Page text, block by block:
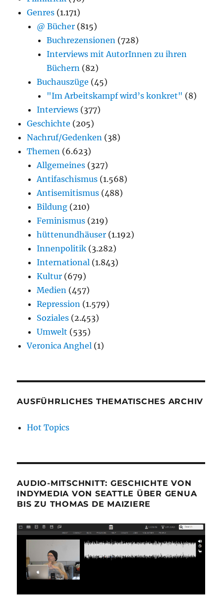
Genres (1.171)
@ Bücher (815)
Buchrezensionen (728)
Interviews mit AutorInnen zu ihren
Büchern (82)
Buchauszüge (45)
"Im Arbeitskampf wird’s konkret" (8)
Interviews (377)
Geschichte (205)
Nachruf/Gedenken (38)
Themen (6.623)
Allgemeines (327)
Antifaschismus (1.568)
Antisemitismus (488)
Bildung (210)
Feminismus (219)
hüttenundhäuser (1.192)
Innenpolitik (3.282)
International (1.843)
Kultur (679)
Medien (457)
Repression (1.579)
Soziales (2.453)
Umwelt (535)
Veronica Anghel (1)
AUSFÜHRLICHES THEMATISCHES ARCHIV
Hot Topics
AUDIO-MITSCHNITT: GESCHICHTE VON
INDYMEDIA VON SEATTLE ÜBER GENUA
BIS ZU THOMAS DE MAIZIERE